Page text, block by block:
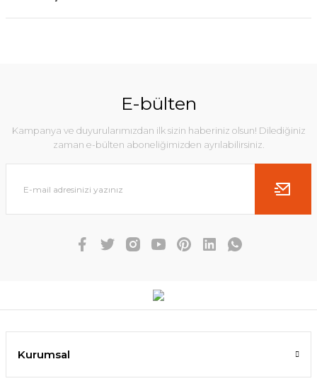
E-bülten
Kampanya ve duyurularımızdan ilk sizin haberiniz olsun! Dilediğiniz
zaman e-bülten aboneliğimizden ayrılabilirsiniz.
Kurumsal